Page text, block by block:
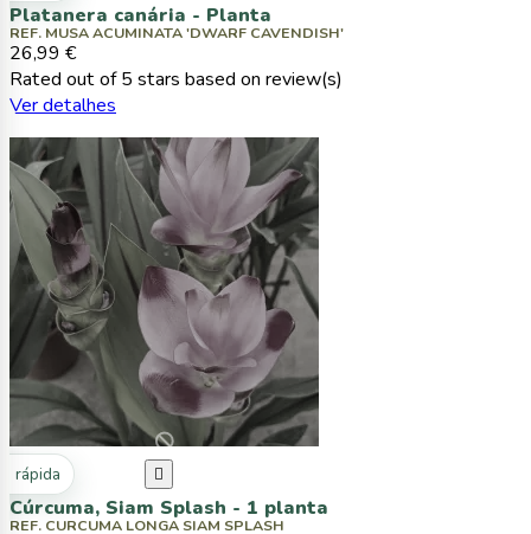
Platanera canária - Planta
REF. MUSA ACUMINATA 'DWARF CAVENDISH'
26,99 €
Rated out of 5 stars based on review(s)
Ver detalhes
rápida 
Cúrcuma, Siam Splash - 1 planta
REF. CURCUMA LONGA SIAM SPLASH